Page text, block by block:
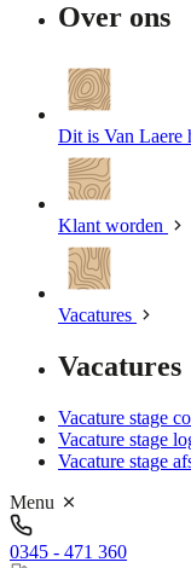
Over ons
Dit is Van Laere
Klant worden
Vacatures
Vacatures
Vacature stage
Vacature stage
Vacature stage
Menu
0345 - 471 360